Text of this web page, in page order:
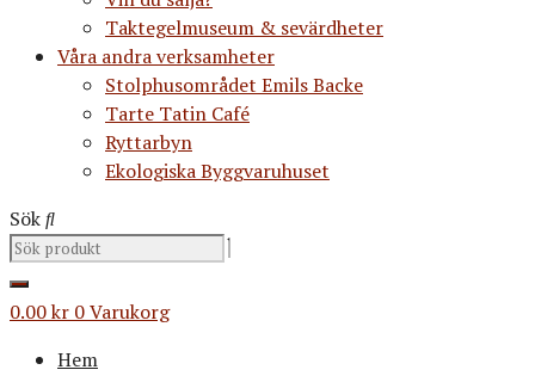
Taktegelmuseum & sevärdheter
Våra andra verksamheter
Stolphusområdet Emils Backe
Tarte Tatin Café
Ryttarbyn
Ekologiska Byggvaruhuset
Sök
0.00kr 0Varukorg
Hem